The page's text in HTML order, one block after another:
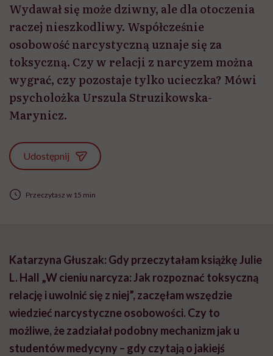
Wydawał się może dziwny, ale dla otoczenia
raczej nieszkodliwy. Współcześnie
osobowość narcystyczną uznaje się za
toksyczną. Czy w relacji z narcyzem można
wygrać, czy pozostaje tylko ucieczka? Mówi
psycholożka Urszula Struzikowska-
Marynicz.
Udostępnij
Przeczytasz w 15 min
Katarzyna Głuszak: Gdy przeczytałam książkę Julie
L. Hall „W cieniu narcyza: Jak rozpoznać toksyczną
relację i uwolnić się z niej”, zaczęłam wszędzie
wiedzieć narcystyczne osobowości. Czy to
możliwe, że zadziałał podobny mechanizm jak u
studentów medycyny – gdy czytają o jakiejś